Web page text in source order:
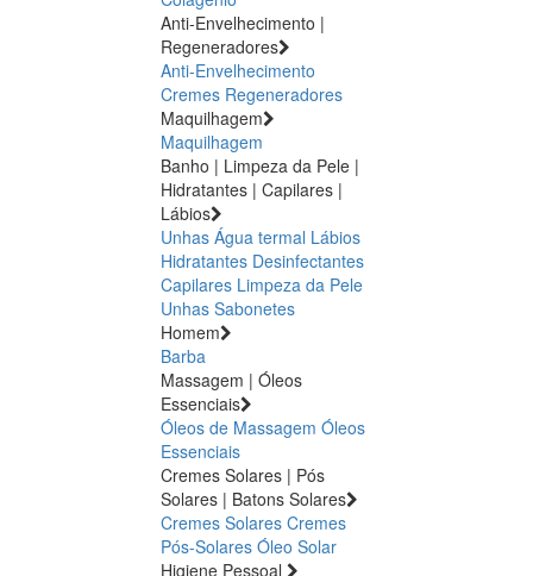
Anti-Envelhecimento |
Regeneradores
Anti-Envelhecimento
Cremes Regeneradores
Maquilhagem
Maquilhagem
Banho | Limpeza da Pele |
Hidratantes | Capilares |
Lábios
Unhas Água termal Lábios
Hidratantes Desinfectantes
Capilares Limpeza da Pele
Unhas Sabonetes
Homem
Barba
Massagem | Óleos
Essenciais
Óleos de Massagem Óleos
Essenciais
Cremes Solares | Pós
Solares | Batons Solares
Cremes Solares Cremes
Pós-Solares Óleo Solar
Higiene Pessoal